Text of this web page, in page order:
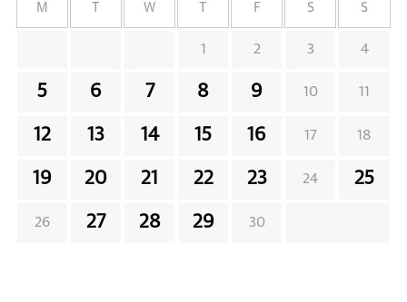
M W F S S
1 2 3 4
5 6 7 8 9 10 11
12 13 14 15 16 17 18
19 20 21 22 23 24 25
26 27 28 29 30